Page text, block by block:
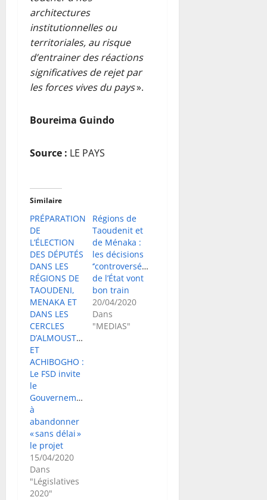
architectures
institutionnelles ou
territoriales, au risque
d’entrainer des réactions
significatives de rejet par
les forces vives du pays».
Boureima Guindo
Source : LE PAYS
Similaire
PRÉPARATION
DE
L’ÉLECTION
DES DÉPUTÉS
DANS LES
RÉGIONS DE
TAOUDENI,
MENAKA ET
DANS LES
CERCLES
D’ALMOUSTRAT
ET
ACHIBOGHO :
Le FSD invite
le
Gouvernement
à
abandonner
« sans délai »
le projet
15/04/2020
Dans
"Législatives
2020"
Régions de
Taoudenit et
de Ménaka :
les décisions
‘’controversées’’
de l’État vont
bon train
20/04/2020
Dans
"MEDIAS"